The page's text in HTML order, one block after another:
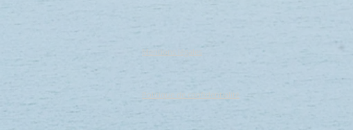
Mentions légales
Politique de confidentialité